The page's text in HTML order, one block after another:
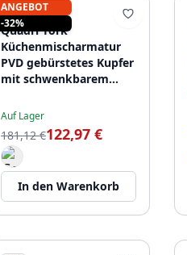
ANGEBOT
-32%
QUADRI
Quadri York
Küchenmischarmatur
PVD gebürstetes Kupfer
mit schwenkbarem
Auf Lager
181,12 €122,97 €
In den Warenkorb